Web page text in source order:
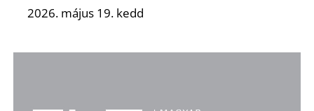
2026. május 19. kedd